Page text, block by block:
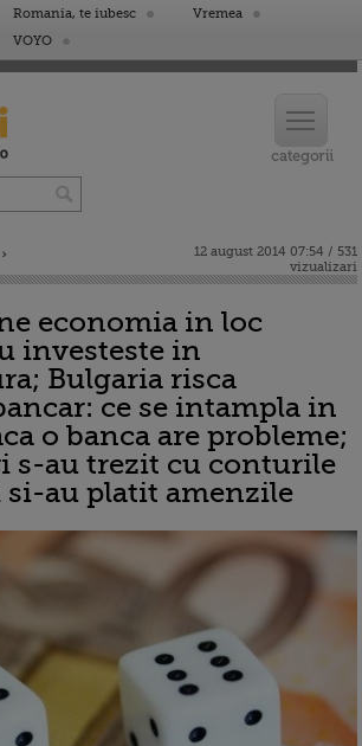
Romania, te iubesc
Vremea
VOYO
12 august 2014 07:54 / 531
vizualizari
economia in loc
investeste in
Bulgaria risca
ce se intampla in
o banca are probleme;
s-au trezit cu conturile
si-au platit amenzile